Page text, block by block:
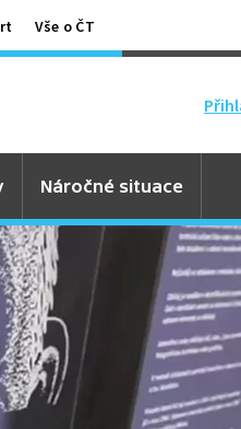
Vše o ČT
Náročné situace